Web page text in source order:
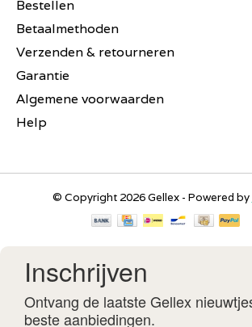
Bestellen
Betaalmethoden
Verzenden & retourneren
Garantie
Algemene voorwaarden
Help
© Copyright 2026 Gellex - Powered by
Inschrijven
Ontvang de laatste Gellex
beste aanbiedingen.